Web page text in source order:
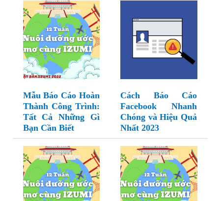
Mẫu Báo Cáo Hoàn
Thành Công Trình:
Tất Cả Những Gì
Bạn Cần Biết
Cách Báo Cáo
Facebook Nhanh
Chóng và Hiệu Quả
Nhất 2023